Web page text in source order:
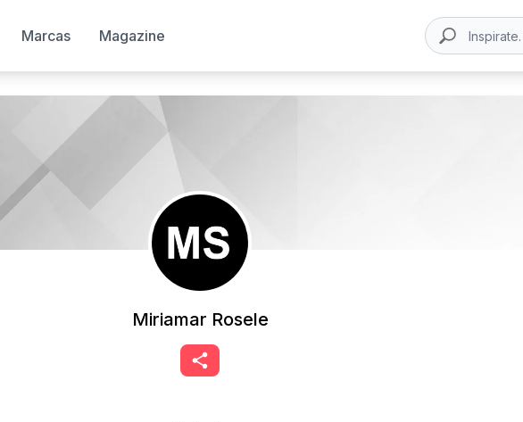
Marcas Magazine
Miriamar Rosele